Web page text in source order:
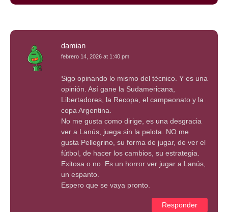
damian
febrero 14, 2026 at 1:40 pm
Sigo opinando lo mismo del técnico. Y es una
opinión. Así gane la Sudamericana,
Libertadores, la Recopa, el campeonato y la
copa Argentina.
No me gusta como dirige, es una desgracia
ver a Lanús, juega sin la pelota. NO me
gusta Pellegrino, su forma de jugar, de ver el
fútbol, de hacer los cambios, su estrategia.
Exitosa o no. Es un horror ver jugar a Lanús,
un espanto.
Espero que se vaya pronto.
Responder